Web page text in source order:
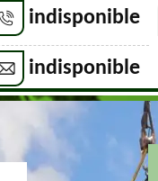
indisponible
indisponible